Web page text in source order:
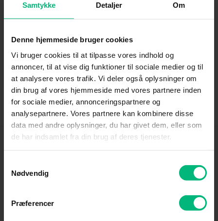
Samtykke Detaljer Om
Denne hjemmeside bruger cookies
Vi bruger cookies til at tilpasse vores indhold og
annoncer, til at vise dig funktioner til sociale medier og til
at analysere vores trafik. Vi deler også oplysninger om
din brug af vores hjemmeside med vores partnere inden
for sociale medier, annonceringspartnere og
analysepartnere. Vores partnere kan kombinere disse
data med andre oplysninger, du har givet dem, eller som
de har indsamlet fra din brug af deres tjenester.
Nødvendig
Præferencer
Vi kan desværre ikke levere fiber på din
adresse –
muligheder.
Internet